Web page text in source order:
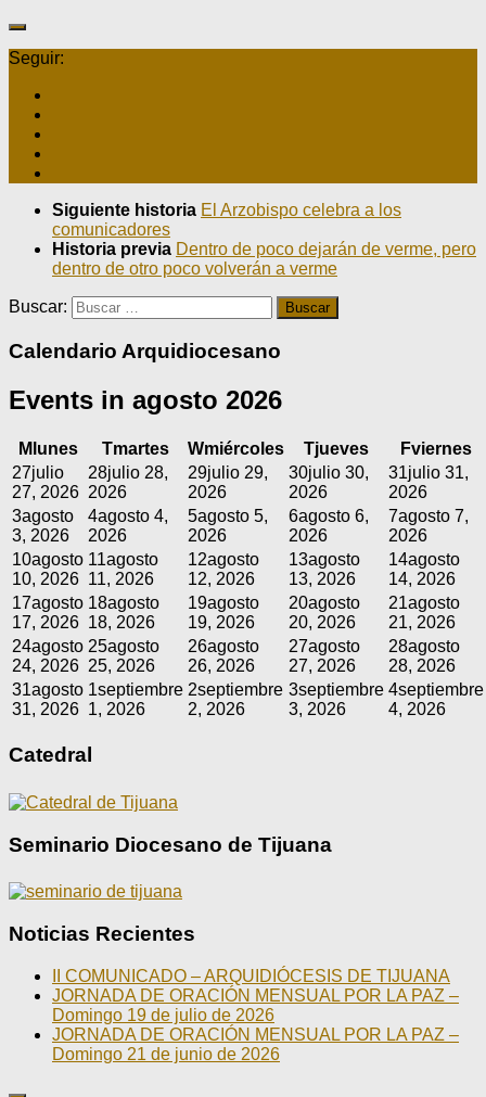
Seguir:
Siguiente historia El Arzobispo celebra a los
comunicadores
Historia previa Dentro de poco dejarán de verme, pero
dentro de otro poco volverán a verme
Buscar:
Calendario Arquidiocesano
Events in agosto 2026
M lunes Tmartes Wmiércoles Tjueves Fviernes
27julio
27, 2026
28julio 28,
2026
29julio 29,
2026
30julio 30,
2026
31julio 31,
2026
3agosto
3, 2026
4agosto 4,
2026
5agosto 5,
2026
6agosto 6,
2026
7agosto 7,
2026
10agosto
10, 2026
11agosto
11, 2026
12agosto
12, 2026
13agosto
13, 2026
14agosto
14, 2026
17agosto
17, 2026
18agosto
18, 2026
19agosto
19, 2026
20agosto
20, 2026
21agosto
21, 2026
24agosto
24, 2026
25agosto
25, 2026
26agosto
26, 2026
27agosto
27, 2026
28agosto
28, 2026
31agosto
31, 2026
1septiembre
1, 2026
2septiembre
2, 2026
3septiembre
3, 2026
4septiembre
4, 2026
Catedral
Seminario Diocesano de Tijuana
Noticias Recientes
II COMUNICADO – ARQUIDIÓCESIS DE TIJUANA
JORNADA DE ORACIÓN MENSUAL POR LA PAZ –
Domingo 19 de julio de 2026
JORNADA DE ORACIÓN MENSUAL POR LA PAZ –
Domingo 21 de junio de 2026